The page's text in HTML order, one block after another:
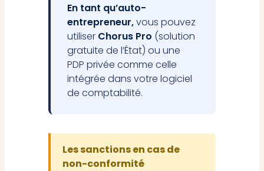
En tant qu’auto-
entrepreneur,vous pouvez
utiliser Chorus Pro (solution
gratuite de l’État) ou une
PDP privée comme celle
intégrée dans votre logiciel
de comptabilité.
Les sanctions en cas de
non-conformité